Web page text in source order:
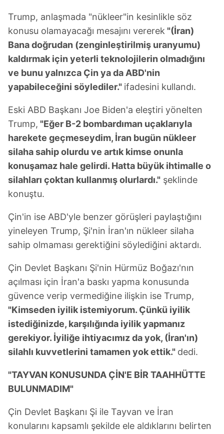
Trump, anlaşmada "nükleer"in kesinlikle söz
konusu olamayacağı mesajını vererek "(İran)
Bana doğrudan (zenginleştirilmiş uranyumu)
kaldırmak için yeterli teknolojilerin olmadığını
ve bunu yalnızca Çin ya da ABD'nin
yapabileceğini söylediler." ifadesini kullandı.
Eski ABD Başkanı Joe Biden'a eleştiri yönelten
Trump, "Eğer B-2 bombardıman uçaklarıyla
harekete geçmeseydim, İran bugün nükleer
silaha sahip olurdu ve artık kimse onunla
konuşamaz hale gelirdi. Hatta büyük ihtimalle o
silahları çoktan kullanmış olurlardı." şeklinde
konuştu.
Çin'in ise ABD'yle benzer görüşleri paylaştığını
yineleyen Trump, Şi'nin İran'ın nükleer silaha
sahip olmaması gerektiğini söylediğini aktardı.
Çin Devlet Başkanı Şi'nin Hürmüz Boğazı'nın
açılması için İran'a baskı yapma konusunda
güvence verip vermediğine ilişkin ise Trump,
"Kimseden iyilik istemiyorum. Çünkü iyilik
istediğinizde, karşılığında iyilik yapmanız
gerekiyor. İyiliğe ihtiyacımız da yok, (İran'ın)
silahlı kuvvetlerini tamamen yok ettik." dedi.
"TAYVAN KONUSUNDA ÇİN'E BİR TAAHHÜTTE
BULUNMADIM"
Çin Devlet Başkanı Şi ile Tayvan ve İran
konularını kapsamlı şekilde ele aldıklarını belirten